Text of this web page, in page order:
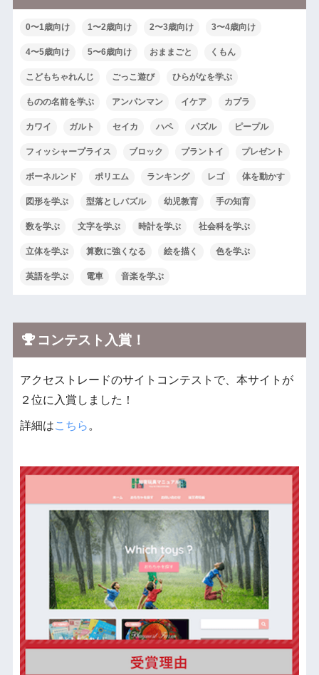
0〜1歳向け 1〜2歳向け 2〜3歳向け 3〜4歳向け
4〜5歳向け 5〜6歳向け おままごと くもん
こどもちゃれんじ ごっこ遊び ひらがなを学ぶ
ものの名前を学ぶ アンパンマン イケア カプラ
カワイ ガルト セイカ ハペ パズル ピープル
フィッシャープライス ブロック プラントイ プレゼント
ボーネルンド ポリエム ランキング レゴ 体を動かす
図形を学ぶ 型落としパズル 幼児教育 手の知育
数を学ぶ 文字を学ぶ 時計を学ぶ 社会科を学ぶ
立体を学ぶ 算数に強くなる 絵を描く 色を学ぶ
英語を学ぶ 電車 音楽を学ぶ
コンテスト入賞！
アクセストレードのサイトコンテストで、本サイトが
２位に入賞しました！
詳細はこちら 。